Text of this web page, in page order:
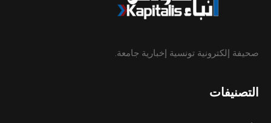
صحيفة إلكترونية تونسية إخبارية جامعة.
التصنيفات